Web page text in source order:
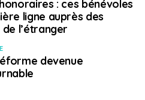
: ces bénévoles
ligne auprès des
de l’étranger
devenue